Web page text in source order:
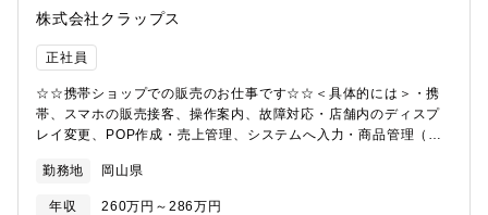
・実績に応じたインセンティブあり！平均年収600万円、なかには
ム目標を店舗全体で目指すスタイルです。＜業務の流れ＞①お客
ント③査定買取スタッフが出張査定④査定結果を本部に送信。本
部からの提示金額でお客様と商談。⑤合意が取れたら買取に伴う
書類や振り込みの手続き④買取車両は自社オークションへ出品※
今回募集の買取査定スタッフには③～⑤の業務を担当いただきま
株式会社クラップス
正社員
☆☆携帯ショップでの販売のお仕事です☆☆＜具体的には＞・携
帯、スマホの販売接客、操作案内、故障対応・店舗内のディスプ
レイ変更、POP作成・売上管理、システムへ入力・商品管理（在
レジ締め、日報作成等）※社員によるOJTがありますのでご安心
ください。
勤務地 岡山県
年収 260万円～286万円